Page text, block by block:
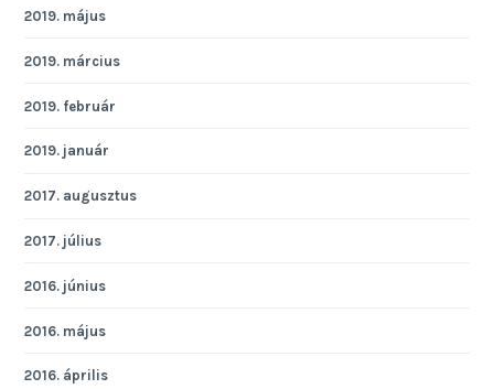
2019. május
2019. március
2019. február
2019. január
2017. augusztus
2017. július
2016. június
2016. május
2016. április